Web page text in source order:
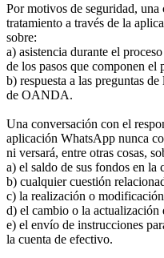
Por motivos de seguridad, una
tratamiento a través de la
sobre:
a) asistencia durante el
de los pasos que componen el
b) respuesta a las preguntas
de OANDA.
Una conversación con el
aplicación WhatsApp nunca
ni versará, entre otras cosas,
a) el saldo de sus fondos en la
b) cualquier cuestión
c) la realización o
d) el cambio o la actualización
e) el envío de instrucciones
la cuenta de efectivo.